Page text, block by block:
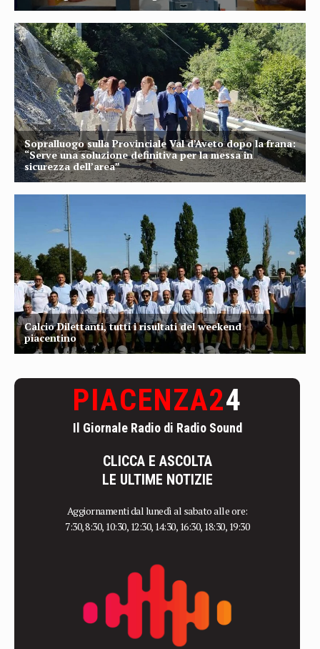
PIACENZA24
Il Giornale Radio di Radio Sound
CLICCA E ASCOLTA
LE ULTIME NOTIZIE
Aggiornamenti dal lunedì al sabato alle ore:
7:30, 8:30, 10:30, 12:30, 14:30, 16:30, 18:30, 19:30